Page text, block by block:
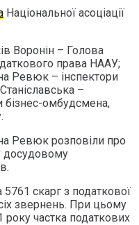
Національної асоціації
Воронін – Голова
права НААУ;
Ревюк – інспектори
–
бізнес-омбудсмена,
Ревюк розповіли про
досудовому
скарг з податкової
звернень. При цьому
року частка податкових